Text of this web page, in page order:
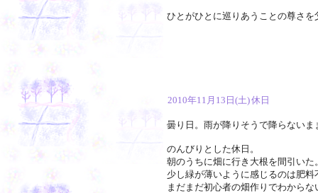
ひとがひとに巡りあうことの尊さ
2010年11月13日(土)休日
曇り日。雨が降りそうで降らないま
のんびりとした休日。
朝のうちに畑に行き大根を間引いた
少し緑が薄いように感じるのは肥
まだまだ初心者の畑作りでわからな